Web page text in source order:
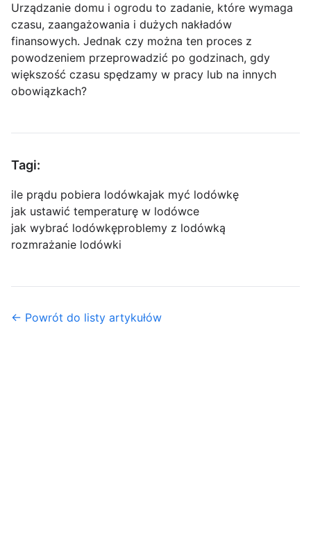
Urządzanie domu i ogrodu to zadanie, które wymaga
czasu, zaangażowania i dużych nakładów
finansowych. Jednak czy można ten proces z
powodzeniem przeprowadzić po godzinach, gdy
większość czasu spędzamy w pracy lub na innych
obowiązkach?
Tagi:
ile prądu pobiera lodówkajak myć lodówkę
jak ustawić temperaturę w lodówce
jak wybrać lodówkęproblemy z lodówką
rozmrażanie lodówki
← Powrót do listy artykułów